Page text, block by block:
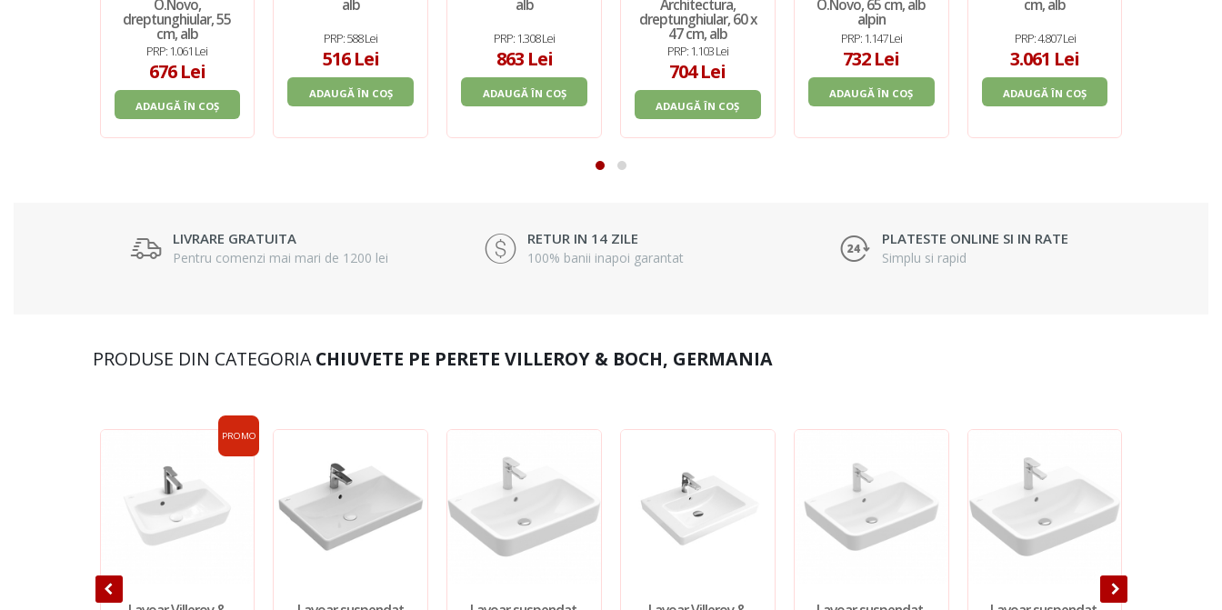
O.Novo,
dreptunghiular, 55
cm, alb
PRP: 1.061 Lei
676 Lei
ADAUGĂ ÎN COȘ
alb
PRP: 588 Lei
516 Lei
ADAUGĂ ÎN COȘ
alb
PRP: 1.308 Lei
863 Lei
ADAUGĂ ÎN COȘ
Architectura,
dreptunghiular, 60 x
47 cm, alb
PRP: 1.103 Lei
704 Lei
ADAUGĂ ÎN COȘ
O.Novo, 65 cm, alb
alpin
PRP: 1.147 Lei
732 Lei
ADAUGĂ ÎN COȘ
cm, alb
PRP: 4.807 Lei
3.061 Lei
ADAUGĂ ÎN COȘ
LIVRARE GRATUITA
Pentru comenzi mai mari de 1200 lei
RETUR IN 14 ZILE
100% banii inapoi garantat
PLATESTE ONLINE SI IN RATE
Simplu si rapid
PRODUSE DIN CATEGORIACHIUVETE PE PERETE VILLEROY & BOCH, GERMANIA
PROMO